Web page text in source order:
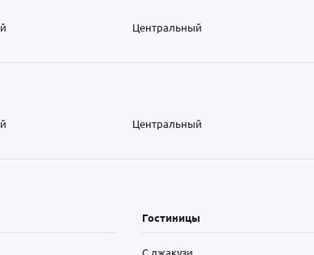
Центральный
Центральный
Гостиницы
С джакузи